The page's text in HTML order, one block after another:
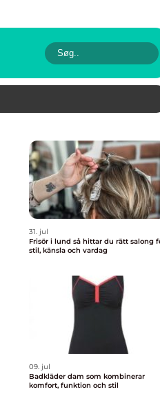
31. jul
Frisör i lund så hittar du rätt salong för
stil, känsla och vardag
09. jul
Badkläder dam som kombinerar
komfort, funktion och stil